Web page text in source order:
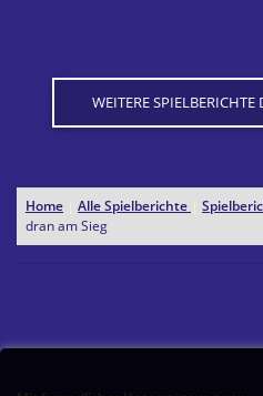
WEITERE
Home Alle Spielberichte
dran am Sieg